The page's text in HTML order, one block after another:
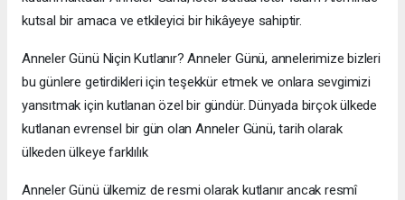
kutsal bir amaca ve etkileyici bir hikâyeye sahiptir.
Anneler Günü Niçin Kutlanır? Anneler Günü, annelerimize bizleri
bu günlere getirdikleri için teşekkür etmek ve onlara sevgimizi
yansıtmak için kutlanan özel bir gündür. Dünyada birçok ülkede
kutlanan evrensel bir gün olan Anneler Günü, tarih olarak
ülkeden ülkeye farklılık
Anneler Günü ülkemiz de resmi olarak kutlanır ancak resmî